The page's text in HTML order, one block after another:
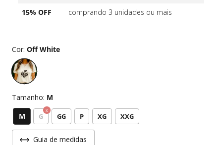
15% OFF
comprando 3 unidades ou mais
Cor: Off White
Tamanho: M
M G GG P XG XXG
Guia de medidas